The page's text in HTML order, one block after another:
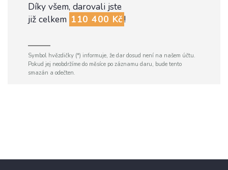
Díky všem, darovali jste
již celkem 110 400 Kč!
Symbol hvězdičky (*) informuje, že dar dosud není na našem účtu.
Pokud jej neobdržíme do měsíce po záznamu daru, bude tento
smazán a odečten.